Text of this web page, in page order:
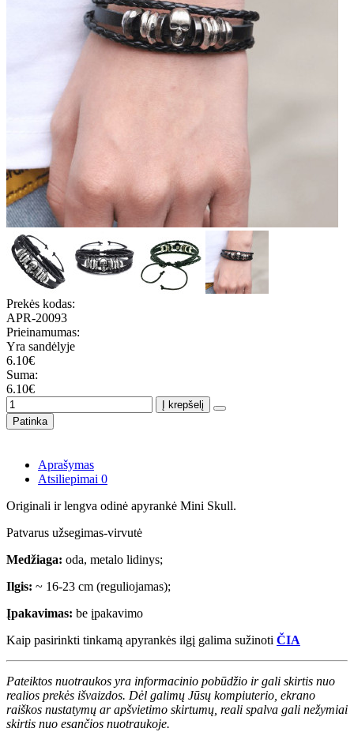
Prekės kodas:
APR-20093
Prieinamumas:
Yra sandėlyje
6.10€
Suma:
6.10€
Į krepšelį
Patinka
Aprašymas
Atsiliepimai 0
Originali ir lengva odinė apyrankė Mini Skull.
Patvarus užsegimas-virvutė
Medžiaga: oda, metalo lidinys;
Ilgis: ~ 16-23 cm (reguliojamas);
Įpakavimas: be įpakavimo
Kaip pasirinkti tinkamą apyrankės ilgį galima sužinoti ČIA
Pateiktos nuotraukos yra informacinio pobūdžio ir gali skirtis nuo
realios prekės išvaizdos. Dėl galimų Jūsų kompiuterio, ekrano
raiškos nustatymų ar apšvietimo skirtumų, reali spalva gali nežymiai
skirtis nuo esančios nuotraukoje.